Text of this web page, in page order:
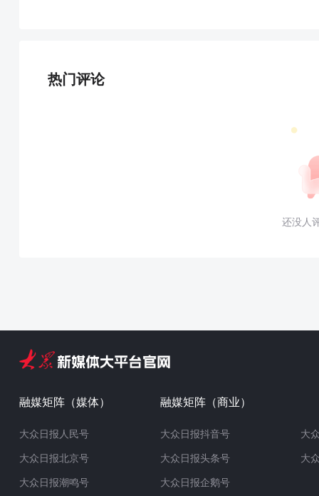
热门评论
还没人
融媒矩阵（媒体）
大众日报人民号
大众日报北京号
大众日报潮鸣号
融媒矩阵（商业）
大众日报抖音号
大众日报头条号
大众日报企鹅号
大
大